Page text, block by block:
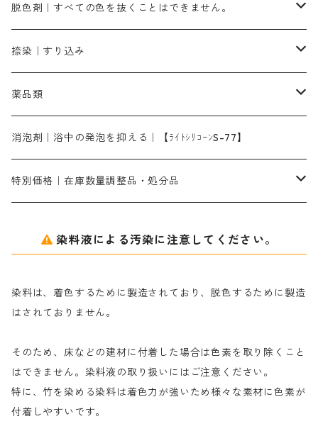
1kg
ローズMB｜鮮やかなピンク色）
スカイブルーMG｜緑みの空色
ターキスブルーHNG｜緑みの空色
ネオホワイトR
片羽刷毛
伸子
型洗いブラシ
アゾリン200％｜綿・麻・絹・羊毛・ナイロンの染色
レオニールEHC｜反応染料用
染料の浸透剤
ソルバライトS-70｜各種繊維の浸し染めに使用可能
染料の定着向上剤
ライトフィックスAコンク｜綿・麻もしくは直接染料で染めた素材
シルクフィックス３A｜絹の染料定着向上剤
アルカリ剤｜反応染料用
ソーダ灰
染料溶解剤
セレナゾールPDN｜各種染料の染料溶解剤
ネオポールB－300｜反応染料のソーピング剤
仕上げ剤｜柔軟・平滑剤
白場汚染防止剤
カルボキシメチルセルロース（CMC）
海藻系
たんぱく質系
化学糊（PVA）
防腐剤｜アルカリ性
脱色剤｜すべての色を抜くことはできません。
脱色剤
全体脱色｜ハイドロサルファイトコンク
部分脱色｜デグロリンSコンク
脱色助剤｜浸透・複色抑制剤
メイプロガムNP｜にじみ防止剤
アミラヂンD｜浸透・複色抑制剤
捺染｜すり込み
染料溶解剤｜染料の均一な浸透・吸着を補助する
捺染糊
メイプロガムNP（綿・麻・絹用｜直接・酸性・含金染料用）
白場汚染防止剤｜ソーピング剤｜水洗する際の再汚染防止剤
薬品類
ア行
カ行
ナ行
ハ行
マ行
消泡剤｜浴中の発泡を抑える｜【ﾗｲﾄｼﾘｺｰﾝS-77】
特別価格｜在庫数量調整品・処分品
粉末顔料
綿・麻を染める染料
絹・羊毛を染める染料
染料液による汚染に注意してください。
染料は、着色するために製造されており、脱色するために製造
はされておりません。
そのため、床などの建材に付着した場合は色素を取り除くこと
はできません。染料液の取り扱いにはご注意ください。
特に、竹を染める染料は着色力が強いため様々な素材に色素が
付着しやすいです。